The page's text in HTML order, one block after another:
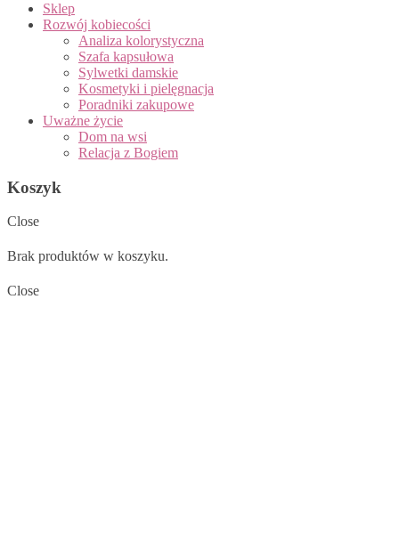
Sklep
Rozwój kobiecości
Analiza kolorystyczna
Szafa kapsułowa
Sylwetki damskie
Kosmetyki i pielęgnacja
Poradniki zakupowe
Uważne życie
Dom na wsi
Relacja z Bogiem
Koszyk
Close
Brak produktów w koszyku.
Close